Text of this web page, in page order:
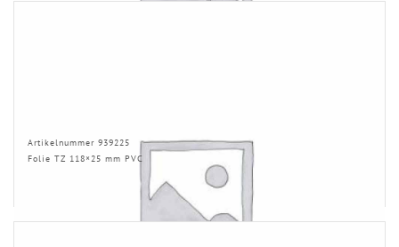
Artikelnummer 939225
Folie TZ 118×25 mm PVC